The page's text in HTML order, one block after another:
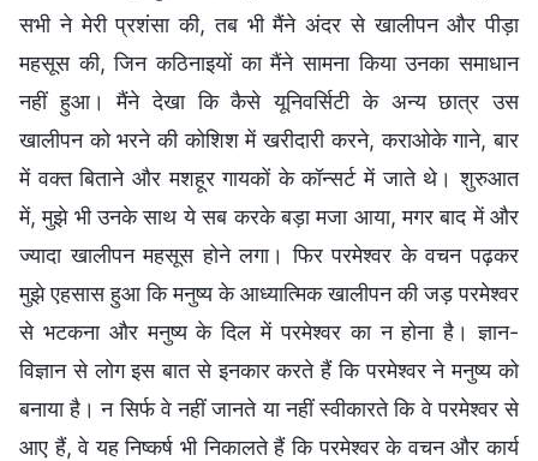
सभी ने मेरी प्रशंसा की, तब भी मैंने अंदर से खालीपन और पीड़ा
महसूस की, जिन कठिनाइयों का मैंने सामना किया उनका समाधान
नहीं हुआ। मैंने देखा कि कैसे यूनिवर्सिटी के अन्य छात्र उस
खालीपन को भरने की कोशिश में खरीदारी करने, कराओके गाने, बार
में वक्त बिताने और मशहूर गायकों के कॉन्सर्ट में जाते थे। शुरुआत
में, मुझे भी उनके साथ ये सब करके बड़ा मजा आया, मगर बाद में और
ज्यादा खालीपन महसूस होने लगा। फिर परमेश्वर के वचन पढ़कर
मुझे एहसास हुआ कि मनुष्य के आध्यात्मिक खालीपन की जड़ परमेश्वर
से भटकना और मनुष्य के दिल में परमेश्वर का न होना है। ज्ञान-
विज्ञान से लोग इस बात से इनकार करते हैं कि परमेश्वर ने मनुष्य को
बनाया है। न सिर्फ वे नहीं जानते या नहीं स्वीकारते कि वे परमेश्वर से
आए हैं, वे यह निष्कर्ष भी निकालते हैं कि परमेश्वर के वचन और कार्य